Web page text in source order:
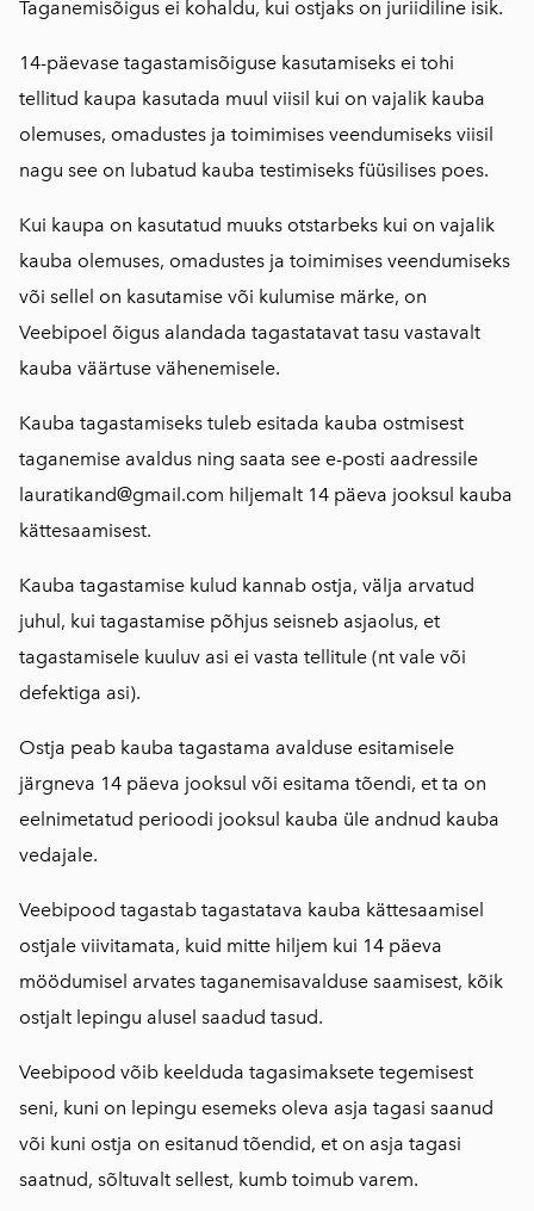
Taganemisõigus ei kohaldu, kui ostjaks on juriidiline isik.
14-päevase tagastamisõiguse kasutamiseks ei tohi
tellitud kaupa kasutada muul viisil kui on vajalik kauba
olemuses, omadustes ja toimimises veendumiseks viisil
nagu see on lubatud kauba testimiseks füüsilises poes.
Kui kaupa on kasutatud muuks otstarbeks kui on vajalik
kauba olemuses, omadustes ja toimimises veendumiseks
või sellel on kasutamise või kulumise märke, on
Veebipoel õigus alandada tagastatavat tasu vastavalt
kauba väärtuse vähenemisele.
Kauba tagastamiseks tuleb esitada kauba ostmisest
taganemise avaldus ning saata see e-posti aadressile
lauratikand@gmail.com hiljemalt 14 päeva jooksul kauba
kättesaamisest.
Kauba tagastamise kulud kannab ostja, välja arvatud
juhul, kui tagastamise põhjus seisneb asjaolus, et
tagastamisele kuuluv asi ei vasta tellitule (nt vale või
defektiga asi).
Ostja peab kauba tagastama avalduse esitamisele
järgneva 14 päeva jooksul või esitama tõendi, et ta on
eelnimetatud perioodi jooksul kauba üle andnud kauba
vedajale.
Veebipood tagastab tagastatava kauba kättesaamisel
ostjale viivitamata, kuid mitte hiljem kui 14 päeva
möödumisel arvates taganemisavalduse saamisest, kõik
ostjalt lepingu alusel saadud tasud.
Veebipood võib keelduda tagasimaksete tegemisest
seni, kuni on lepingu esemeks oleva asja tagasi saanud
või kuni ostja on esitanud tõendid, et on asja tagasi
saatnud, sõltuvalt sellest, kumb toimub varem.